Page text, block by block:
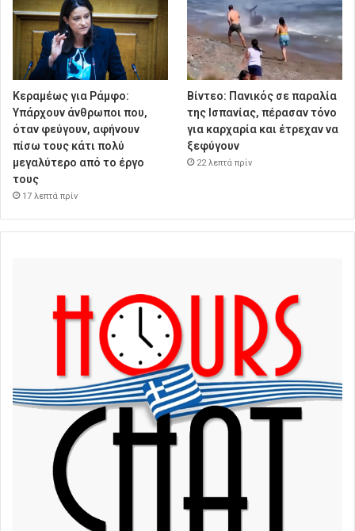
Κεραμέως για Ράμφο:
Υπάρχουν άνθρωποι που,
όταν φεύγουν, αφήνουν
πίσω τους κάτι πολύ
μεγαλύτερο από το έργο
τους
17 λεπτά πρίν
Βίντεο: Πανικός σε παραλία
της Ισπανίας, πέρασαν τόνο
για καρχαρία και έτρεχαν να
ξεφύγουν
22 λεπτά πρίν